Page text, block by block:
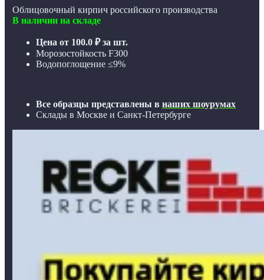
Облицовочный кирпич российского производства
В наличии на складе
Цена от 100.0 ₽за шт.
Морозостойкость F300
Водопоглощение ≤9%
Все образцы представлены в наших шоурумах
Склады в Москве и Санкт-Петербурге